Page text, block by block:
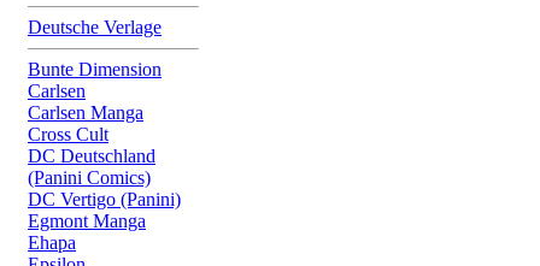
Deutsche Verlage
Bunte Dimension
Carlsen
Carlsen Manga
Cross Cult
DC Deutschland
(Panini Comics)
DC Vertigo (Panini)
Egmont Manga
Ehapa